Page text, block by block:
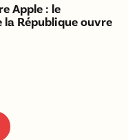
Apple : le
la République ouvre